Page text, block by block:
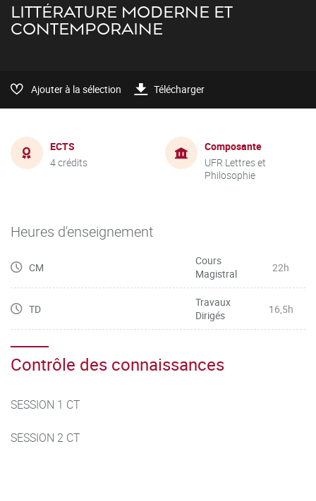
LITTÉRATURE MODERNE ET
CONTEMPORAINE
Ajouter à la sélection Télécharger
ECTS
4 crédits
Composante
UFR Lettres et
Philosophie
Heures d'enseignement
CM
Cours
Magistral
22h
TD
Travaux
Dirigés
16,5h
Contrôle des connaissances
SESSION 1 CT
SESSION 2 CT